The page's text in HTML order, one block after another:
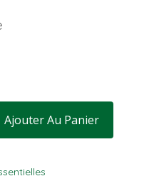
Ajouter Au Panier